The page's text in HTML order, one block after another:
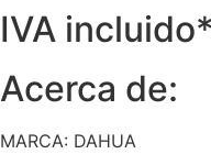
IVA incluido*
Acerca de:
MARCA: DAHUA